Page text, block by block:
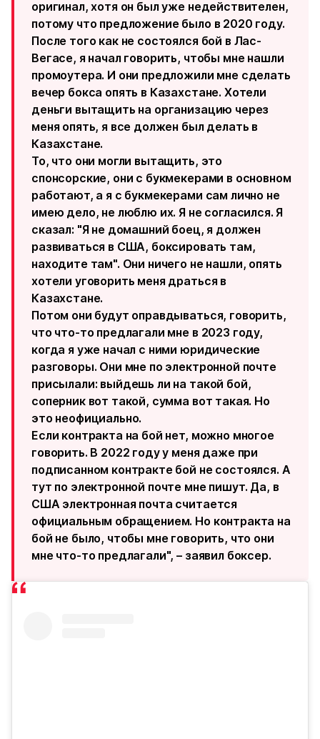
оригинал, хотя он был уже недействителен,
потому что предложение было в 2020 году.
После того как не состоялся бой в Лас-
Вегасе, я начал говорить, чтобы мне нашли
промоутера. И они предложили мне сделать
вечер бокса опять в Казахстане. Хотели
деньги вытащить на организацию через
меня опять, я все должен был делать в
Казахстане.
То, что они могли вытащить, это
спонсорские, они с букмекерами в основном
работают, а я с букмекерами сам лично не
имею дело, не люблю их. Я не согласился. Я
сказал: "Я не домашний боец, я должен
развиваться в США, боксировать там,
находите там". Они ничего не нашли, опять
хотели уговорить меня драться в
Казахстане.
Потом они будут оправдываться, говорить,
что что-то предлагали мне в 2023 году,
когда я уже начал с ними юридические
разговоры. Они мне по электронной почте
присылали: выйдешь ли на такой бой,
соперник вот такой, сумма вот такая. Но
это неофициально.
Если контракта на бой нет, можно многое
говорить. В 2022 году у меня даже при
подписанном контракте бой не состоялся. А
тут по электронной почте мне пишут. Да, в
США электронная почта считается
официальным обращением. Но контракта на
бой не было, чтобы мне говорить, что они
мне что-то предлагали", – заявил боксер.